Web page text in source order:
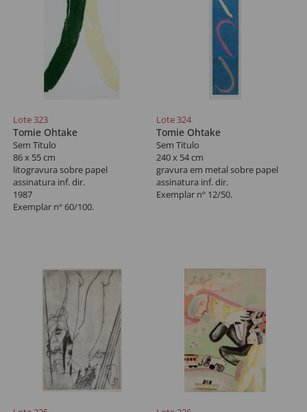
Lote 323
Tomie Ohtake
Sem Titulo
86 x 55 cm
litogravura sobre papel
assinatura inf. dir.
1987
Exemplar nº 60/100.
Lote 324
Tomie Ohtake
Sem Titulo
240 x 54 cm
gravura em metal sobre papel
assinatura inf. dir.
Exemplar nº 12/50.